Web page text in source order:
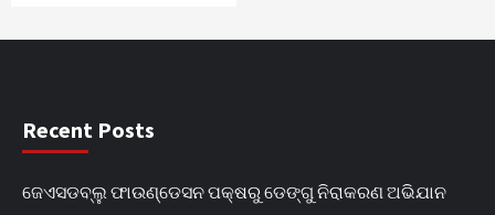
Recent Posts
ଜେଏସଡବ୍ଲୁ ଫାଉଣ୍ଡେସନ ପକ୍ଷରୁ ଡେଙ୍ଗୁ ନିରାକରଣ ଅଭିଯାନ